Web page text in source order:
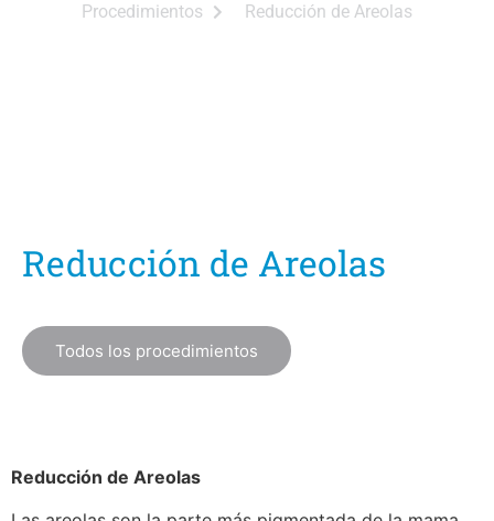
Procedimientos Reducción de Areolas
Reducción de Areolas
Todos los procedimientos
Reducción de Areolas